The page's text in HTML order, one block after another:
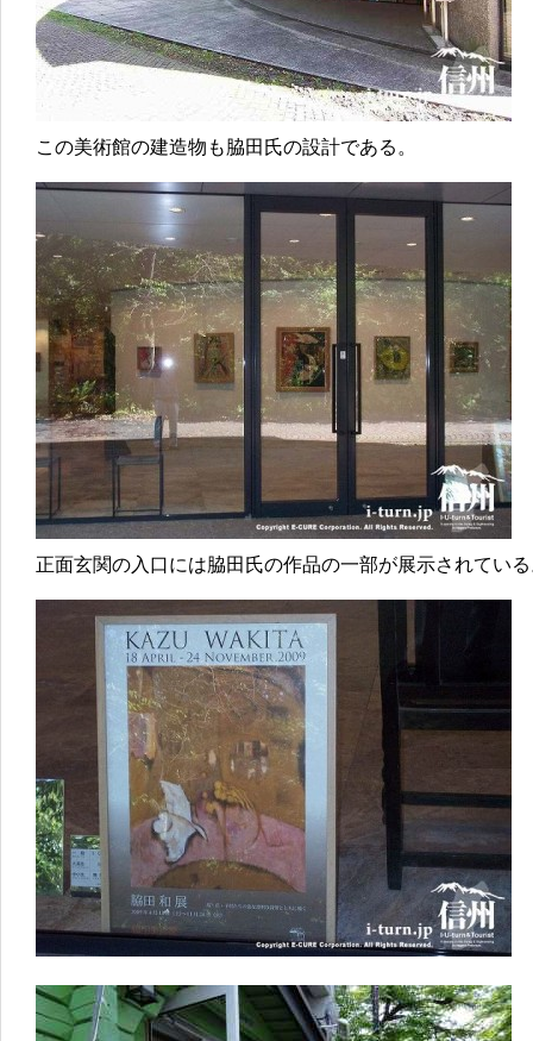
この美術館の建造物も脇田氏の設計である。
正面玄関の入口には脇田氏の作品の一部が展示されてい